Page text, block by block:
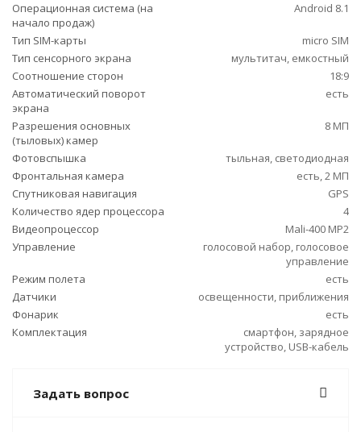
Операционная система (на
начало продаж)
Android 8.1
Тип SIM-карты
micro SIM
Тип сенсорного экрана
мультитач, емкостный
Соотношение сторон
18:9
Автоматический поворот
экрана
есть
Разрешения основных
(тыловых) камер
8 МП
Фотовспышка
тыльная, светодиодная
Фронтальная камера
есть, 2 МП
Спутниковая навигация
GPS
Количество ядер процессора
4
Видеопроцессор
Mali-400 MP2
Управление
голосовой набор, голосовое
управление
Режим полета
есть
Датчики
освещенности, приближения
Фонарик
есть
Комплектация
смартфон, зарядное
устройство, USB-кабель
Задать вопрос